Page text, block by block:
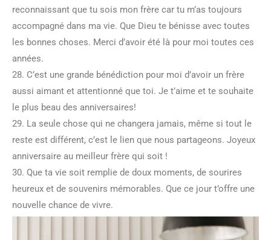
reconnaissant que tu sois mon frère car tu m’as toujours
accompagné dans ma vie. Que Dieu te bénisse avec toutes
les bonnes choses. Merci d’avoir été là pour moi toutes ces
années.
28. C’est une grande bénédiction pour moi d’avoir un frère
aussi aimant et attentionné que toi. Je t’aime et te souhaite
le plus beau des anniversaires!
29. La seule chose qui ne changera jamais, même si tout le
reste est différent, c’est le lien que nous partageons. Joyeux
anniversaire au meilleur frère qui soit !
30. Que ta vie soit remplie de doux moments, de sourires
heureux et de souvenirs mémorables. Que ce jour t’offre une
nouvelle chance de vivre.